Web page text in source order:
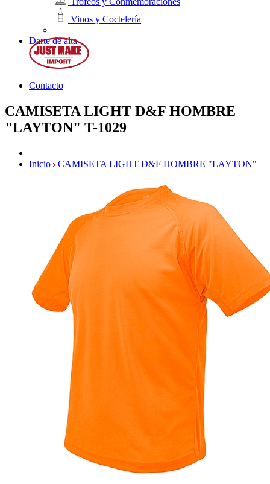
Vinos y Coctelería
Darte de alta
Contacto
CAMISETA LIGHT D&F HOMBRE
"LAYTON" T-1029
Inicio CAMISETA LIGHT D&F HOMBRE "LAYTON"